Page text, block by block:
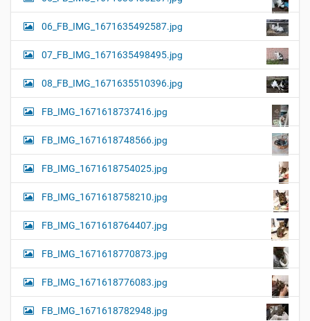
06_FB_IMG_1671635492587.jpg
07_FB_IMG_1671635498495.jpg
08_FB_IMG_1671635510396.jpg
FB_IMG_1671618737416.jpg
FB_IMG_1671618748566.jpg
FB_IMG_1671618754025.jpg
FB_IMG_1671618758210.jpg
FB_IMG_1671618764407.jpg
FB_IMG_1671618770873.jpg
FB_IMG_1671618776083.jpg
FB_IMG_1671618782948.jpg